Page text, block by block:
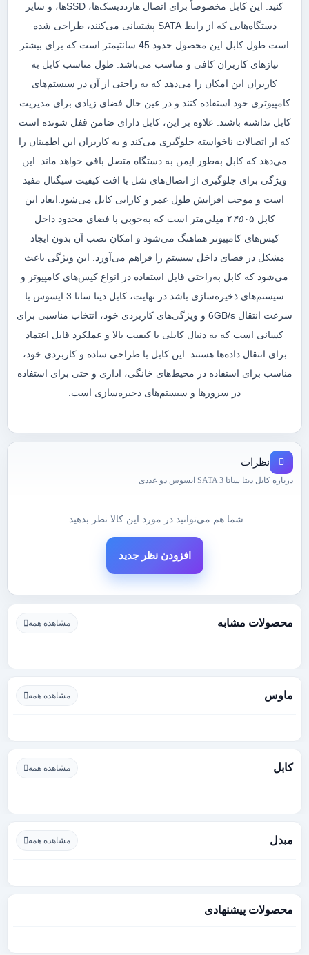
کنید. این کابل مخصوصاً برای اتصال هارددیسک‌ها، SSDها، و سایر
دستگاه‌هایی که از رابط SATA پشتیبانی می‌کنند، طراحی شده
است.طول کابل این محصول حدود 45 سانتیمتر است که برای بیشتر
نیازهای کاربران کافی و مناسب می‌باشد. طول مناسب کابل به
کاربران این امکان را می‌دهد که به راحتی از آن در سیستم‌های
کامپیوتری خود استفاده کنند و در عین حال فضای زیادی برای مدیریت
کابل نداشته باشند. علاوه بر این، کابل دارای ضامن قفل شونده است
که از اتصالات ناخواسته جلوگیری می‌کند و به کاربران این اطمینان را
می‌دهد که کابل به‌طور ایمن به دستگاه متصل باقی خواهد ماند. این
ویژگی برای جلوگیری از اتصال‌های شل یا افت کیفیت سیگنال مفید
است و موجب افزایش طول عمر و کارایی کابل می‌شود.ابعاد این
کابل ۲
۴۵۰
۵ میلی‌متر است که به‌خوبی با فضای محدود داخل
کیس‌های کامپیوتر هماهنگ می‌شود و امکان نصب آن بدون ایجاد
مشکل در فضای داخل سیستم را فراهم می‌آورد. این ویژگی باعث
می‌شود که کابل به‌راحتی قابل استفاده در انواع کیس‌های کامپیوتر و
سیستم‌های ذخیره‌سازی باشد.در نهایت، کابل دیتا ساتا 3 ایسوس با
سرعت انتقال 6GB/s و ویژگی‌های کاربردی خود، انتخاب مناسبی برای
کسانی است که به دنبال کابلی با کیفیت بالا و عملکرد قابل اعتماد
برای انتقال داده‌ها هستند. این کابل با طراحی ساده و کاربردی خود،
مناسب برای استفاده در محیط‌های خانگی، اداری و حتی برای استفاده
در سرور‌ها و سیستم‌های ذخیره‌سازی است.
نظرات
درباره کابل دیتا ساتا SATA 3 ایسوس دو عددی
شما هم می‌توانید در مورد این کالا نظر بدهید.
افزودن نظر جدید
محصولات مشابه مشاهده همه
ماوس مشاهده همه
کابل مشاهده همه
مبدل مشاهده همه
محصولات پیشنهادی